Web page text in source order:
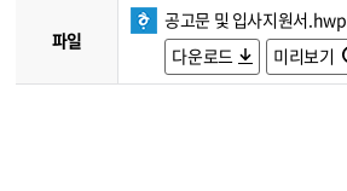
파일
공고문 및 입사지원서.hwp
다운로드
미리보기